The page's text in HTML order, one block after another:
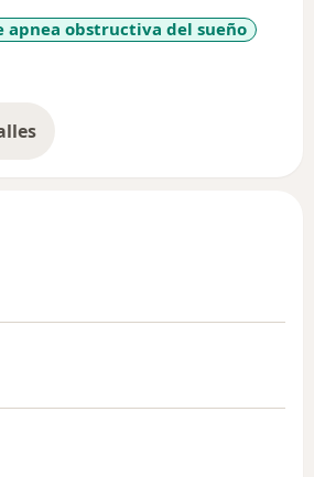
apnea obstructiva del sueño
experiencia